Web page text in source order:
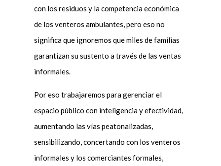
con los residuos y la competencia económica
de los venteros ambulantes, pero eso no
significa que ignoremos que miles de familias
garantizan su sustento a través de las ventas
informales.
Por eso trabajaremos para gerenciar el
espacio público con inteligencia y efectividad,
aumentando las vías peatonalizadas,
sensibilizando, concertando con los venteros
informales y los comerciantes formales,